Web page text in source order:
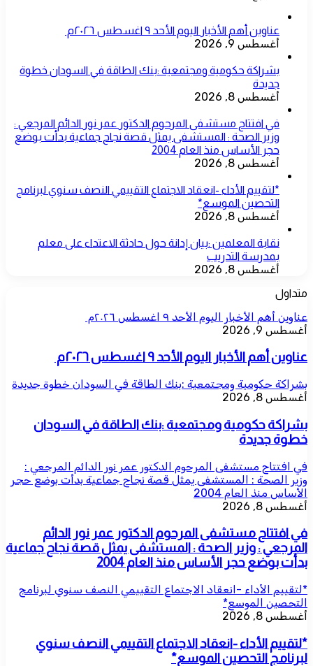
عناوين أهم الأخبار اليوم الأحد ٩ اغسطس ٢٠٢٦م ​
أغسطس 9, 2026
بشراكة حكومية ومجتمعية :بنك الطاقة في السودان خطوة
جديدة
أغسطس 8, 2026
في افتتاح مستشفى المرحوم الدكتور عمر نور الدائم المرجعي :
وزير الصحة : المستشفى يمثل قصة نجاح جماعية بدأت بوضع
حجر الأساس منذ العام 2004
أغسطس 8, 2026
*لتقييم الأداء -انعقاد الاجتماع التقييمي النصف سنوي لبرنامج
التحصين الموسع*
أغسطس 8, 2026
نقابة المعلمين :بيان إدانة حول حادثة الاعتداء على معلم
بمدرسة التدريب
أغسطس 8, 2026
متداول
عناوين أهم الأخبار اليوم الأحد ٩ اغسطس ٢٠٢٦م ​
أغسطس 9, 2026
عناوين أهم الأخبار اليوم الأحد ٩ اغسطس ٢٠٢٦م ​
بشراكة حكومية ومجتمعية :بنك الطاقة في السودان خطوة جديدة
أغسطس 8, 2026
بشراكة حكومية ومجتمعية :بنك الطاقة في السودان
خطوة جديدة
في افتتاح مستشفى المرحوم الدكتور عمر نور الدائم المرجعي :
وزير الصحة : المستشفى يمثل قصة نجاح جماعية بدأت بوضع حجر
الأساس منذ العام 2004
أغسطس 8, 2026
في افتتاح مستشفى المرحوم الدكتور عمر نور الدائم
المرجعي : وزير الصحة : المستشفى يمثل قصة نجاح جماعية
بدأت بوضع حجر الأساس منذ العام 2004
*لتقييم الأداء -انعقاد الاجتماع التقييمي النصف سنوي لبرنامج
التحصين الموسع*
أغسطس 8, 2026
*لتقييم الأداء -انعقاد الاجتماع التقييمي النصف سنوي
لبرنامج التحصين الموسع*